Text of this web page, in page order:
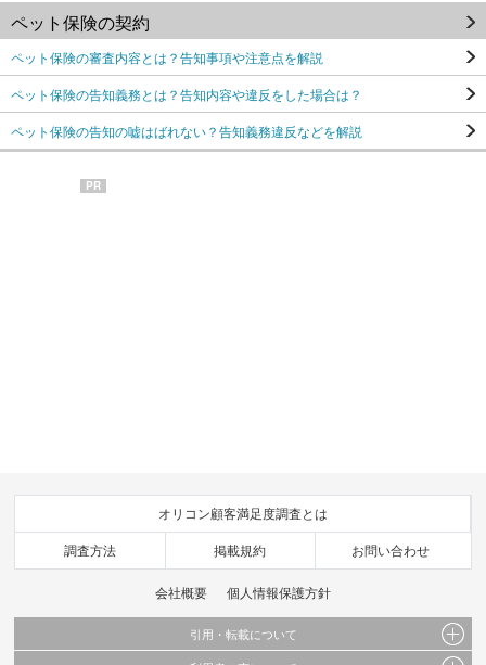
ペット保険の契約
ペット保険の審査内容とは？告知事項や注意点を解説
ペット保険の告知義務とは？告知内容や違反をした場合は？
ペット保険の告知の嘘はばれない？告知義務違反などを解説
PR
オリコン顧客満足度調査とは
調査方法 掲載規約 お問い合わせ
会社概要 個人情報保護方針
引用・転載について